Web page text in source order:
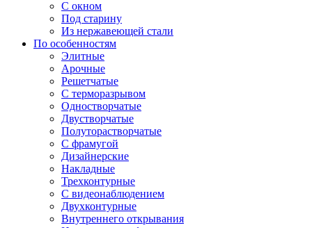
С окном
Под старину
Из нержавеющей стали
По особенностям
Элитные
Арочные
Решетчатые
С терморазрывом
Одностворчатые
Двустворчатые
Полуторастворчатые
С фрамугой
Дизайнерские
Накладные
Трехконтурные
С видеонаблюдением
Двухконтурные
Внутреннего открывания